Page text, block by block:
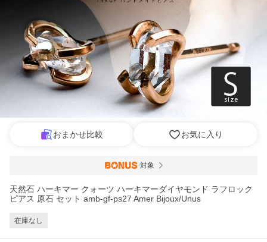
おまかせ比較 お気に入り
対象
天然石 ハーキマー クォーツ ハーキマーダイヤモンド ラフロック
ピアス 原石 セット amb-gf-ps27 Amer Bijoux/Unus
在庫なし